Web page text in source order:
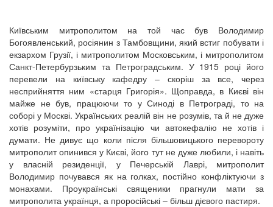
Київським митрополитом на той час був Володимир
Богоявленський, росіянин з Тамбовщини, який встиг побувати і
екзархом Грузії, і митрополитом Московським, і митрополитом
Санкт-Петербурзьким та Петроградським. У 1915 році його
перевели на київську кафедру – скоріш за все, через
несприйняття ним «старця Григорія». Щоправда, в Києві він
майже не був, працюючи то у Синоді в Петрограді, то на
соборі у Москві. Українських реалій він не розумів, та й не дуже
хотів розуміти, про українізацію чи автокефалію не хотів і
думати. Не дивує що коли після більшовицького перевороту
митрополит опинився у Києві, його тут не дуже любили, і навіть
у власній резиденції, у Печерській Лаврі, митрополит
Володимир почувався як на голках, постійно конфліктуючи з
монахами. Проукраїнські священики прагнули мати за
митрополита українця, а проросійські – більш дієвого пастиря.